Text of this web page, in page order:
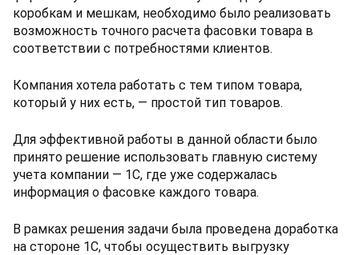
коробкам и мешкам, необходимо было реализовать
возможность точного расчета фасовки товара в
соответствии с потребностями клиентов.
Компания хотела работать с тем типом товара,
который у них есть, — простой тип товаров.
Для эффективной работы в данной области было
принято решение использовать главную систему
учета компании — 1С, где уже содержалась
информация о фасовке каждого товара.
В рамках решения задачи была проведена доработка
на стороне 1С, чтобы осуществить выгрузку